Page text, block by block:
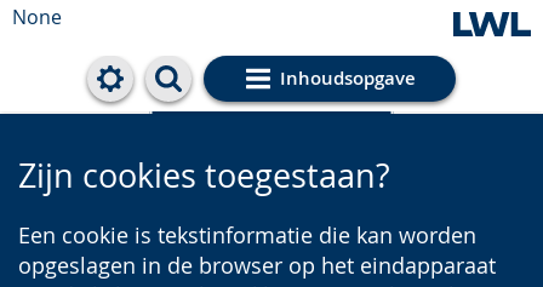
None
Inhoudsopgave
Cookie-Einstellungen
Zijn cookies toegestaan?
Een cookie is tekstinformatie die kan worden
opgeslagen in de browser op het eindapparaat